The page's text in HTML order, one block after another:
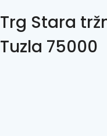
Trg Stara
Tuzla 75000